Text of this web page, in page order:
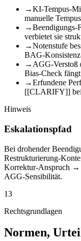
→KI-Tempus-
manuelle
→Beendigungs-
verbietet sie
→Notenstufe
BAG-
→ AGG-Verstoß
Bias-Check fängt
→Erfundene
[[CLARIFY]]
Hinweis
Eskalationspfad
Bei drohender
Restrukturierung-
Korrektur-Anspruch →
AGG-Sensibilität.
13
Rechtsgrundlagen
Normen,